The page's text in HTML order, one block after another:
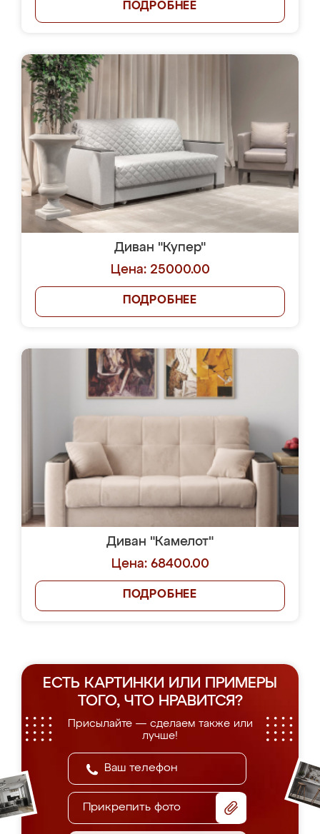
ПОДРОБНЕЕ
Диван "Купер"
Цена: 25000.00
ПОДРОБНЕЕ
Диван "Камелот"
Цена: 68400.00
ПОДРОБНЕЕ
ЕСТЬ КАРТИНКИ ИЛИ ПРИМЕРЫ
ТОГО, ЧТО НРАВИТСЯ?
Присылайте — сделаем также или
лучше!
Прикрепить фото